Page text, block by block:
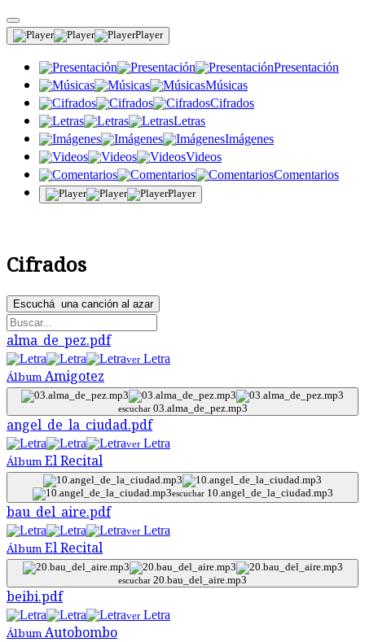
Player
Presentación
Músicas
Cifrados
Letras
Imágenes
Videos
Comentarios
Player
Cifrados
Escuchá una canción al azar
alma_de_pez.pdf
verLetra
Álbum Amigotez
escuchar03.alma_de_pez.mp3
angel_de_la_ciudad.pdf
verLetra
Álbum El Recital
escuchar10.angel_de_la_ciudad.mp3
bau_del_aire.pdf
verLetra
Álbum El Recital
escuchar 20.bau_del_aire.mp3
beibi.pdf
verLetra
Álbum Autobombo